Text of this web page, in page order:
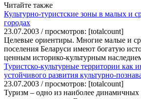
Читайте также
Культурно-туристские зоны в малых и
городах
23.07.2003 / просмотров: [totalcount]
Целевые ориентиры. Многие малые и
поселения Беларуси имеют богатую
ценным историко-культурным
Туристско-культурные территории как
устойчивого развития культурно-
23.07.2003 / просмотров: [totalcount]
Туризм – одно из наиболее динамичных